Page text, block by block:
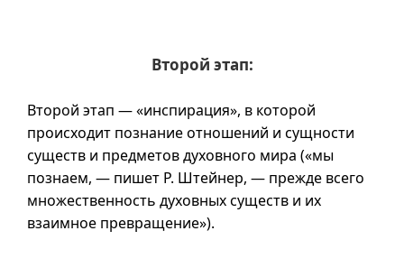
Второй этап:
Второй этап — «инспирация», в которой
происходит познание отношений и сущности
существ и предметов духовного мира («мы
познаем, — пишет Р. Штейнер, — прежде всего
множественность духовных существ и их
взаимное превращение»).